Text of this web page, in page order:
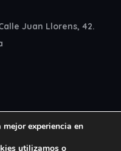
Juan Llorens, 42.
experiencia en
utilizamos o